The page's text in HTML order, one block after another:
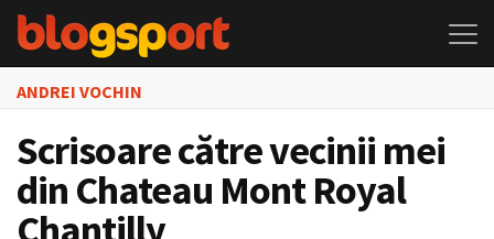
ANDREI VOCHIN
Scrisoare către vecinii mei
din Chateau Mont Royal